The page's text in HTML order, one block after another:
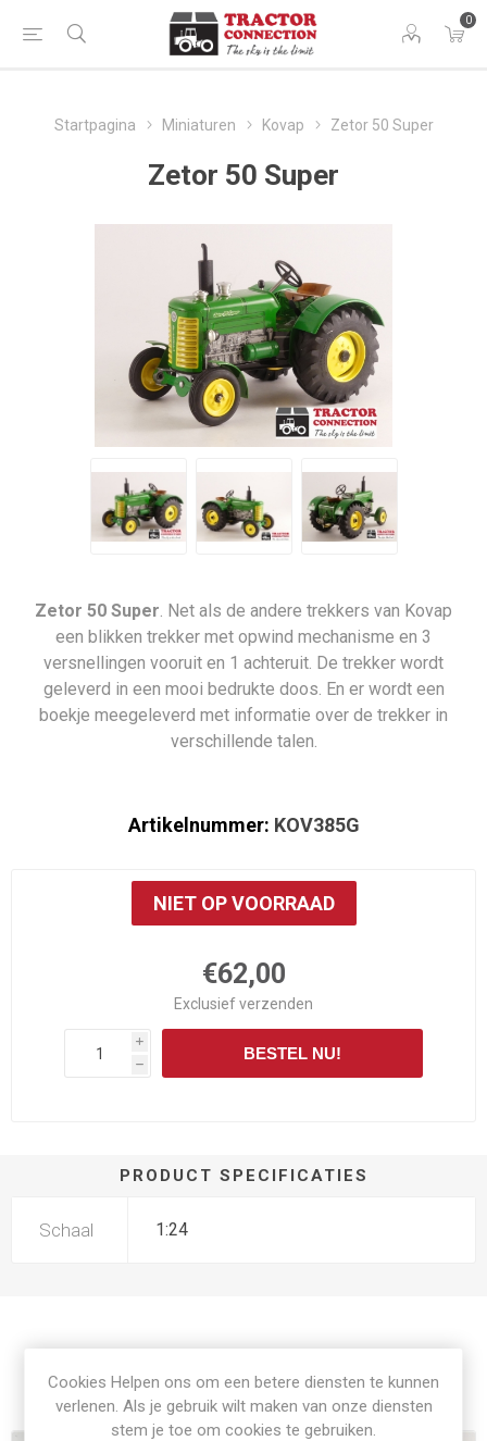
0
Startpagina Miniaturen Kovap Zetor 50 Super
Zetor 50 Super
Zetor 50 Super. Net als de andere trekkers van Kovap
een blikken trekker met opwind mechanisme en 3
versnellingen vooruit en 1 achteruit. De trekker wordt
geleverd in een mooi bedrukte doos. En er wordt een
boekje meegeleverd met informatie over de trekker in
verschillende talen.
Artikelnummer: KOV385G
NIET OP VOORRAAD
€62,00
Exclusiefverzenden
i
h
BESTEL NU!
PRODUCT SPECIFICATIES
Schaal 1:24
Gerelateerde producten
Cookies Helpen ons om een betere diensten te kunnen
verlenen. Als je gebruik wilt maken van onze diensten
stem je toe om cookies te gebruiken.